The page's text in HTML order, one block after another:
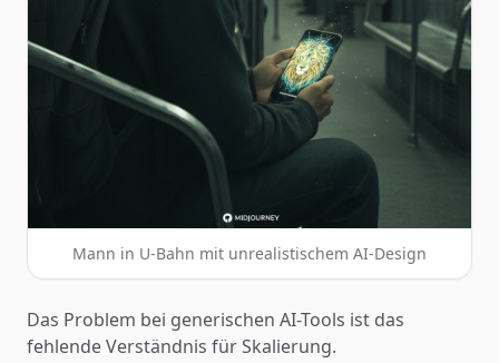
Mann in U-Bahn mit unrealistischem AI-Design
Das Problem bei generischen AI-Tools ist das
fehlende Verständnis für Skalierung.